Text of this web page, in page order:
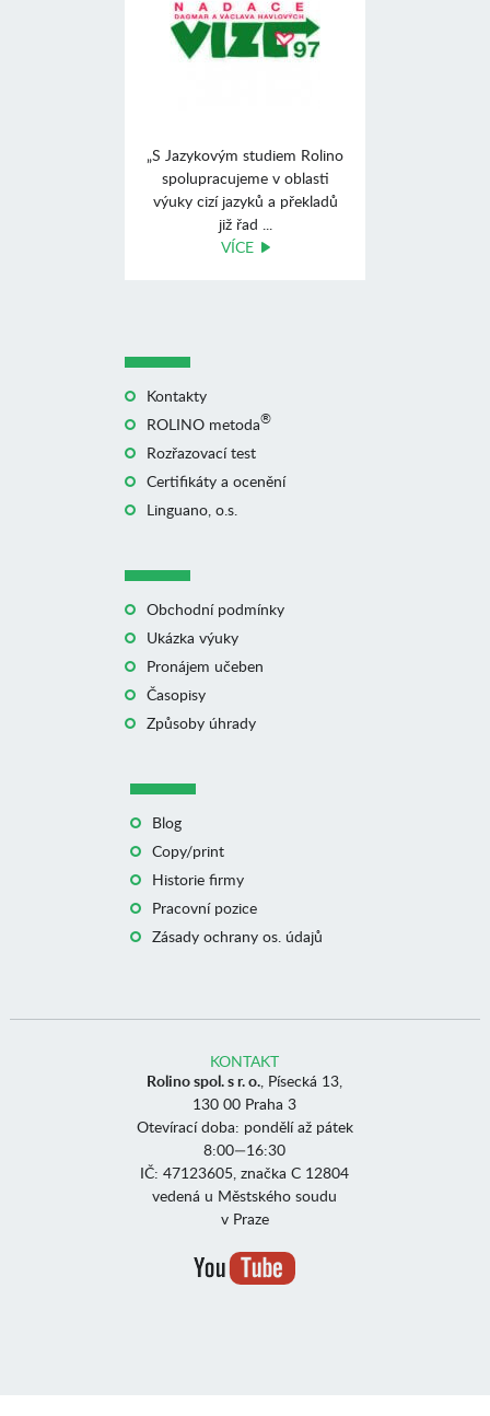
„S Jazykovým studiem Rolino
spolupracujeme v oblasti
výuky cizí jazyků a překladů
již řad ...
VÍCE
Kontakty
ROLINO metoda®
Rozřazovací test
Certifikáty a ocenění
Linguano, o.s.
Obchodní podmínky
Ukázka výuky
Pronájem učeben
Časopisy
Způsoby úhrady
Blog
Copy/print
Historie firmy
Pracovní pozice
Zásady ochrany os. údajů
KONTAKT
Rolino spol. s r. o., Písecká 13,
130 00 Praha 3
Otevírací doba: pondělí až pátek
8:00—16:30
IČ: 47123605, značka C 12804
vedená u Městského soudu
v Praze